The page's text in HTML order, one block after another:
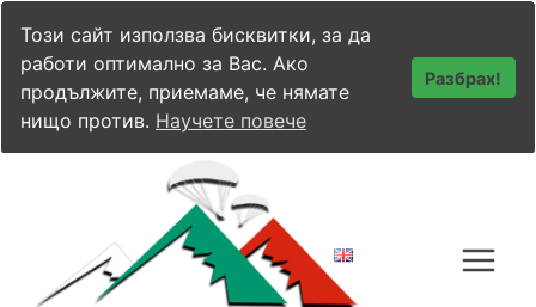
Този сайт използва бисквитки, за да
работи оптимално за Вас. Ако
продължите, приемаме, че нямате
нищо против. Научете повече
Разбрах!